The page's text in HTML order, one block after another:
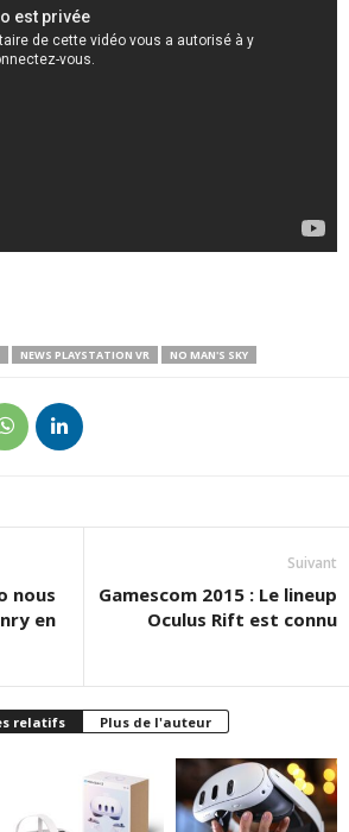
NEWS PLAYSTATION VR NO MAN'S SKY
nous
en
Suivant
Gamescom 2015 : Le lineup
Oculus Rift est connu
relatifs Plus de l'auteur